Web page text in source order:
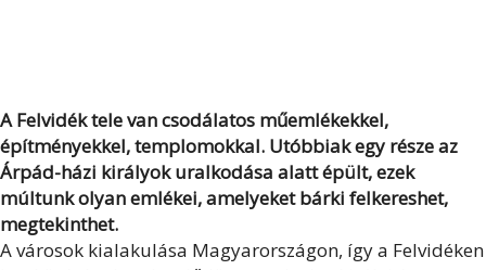
A Felvidék tele van csodálatos műemlékekkel,
építményekkel, templomokkal. Utóbbiak egy része az
Árpád-házi királyok uralkodása alatt épült, ezek
múltunk olyan emlékei, amelyeket bárki felkereshet,
megtekinthet.
A városok kialakulása Magyarországon, így a Felvidéken